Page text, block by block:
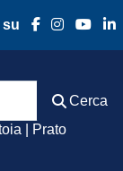
| Prato
Cerca